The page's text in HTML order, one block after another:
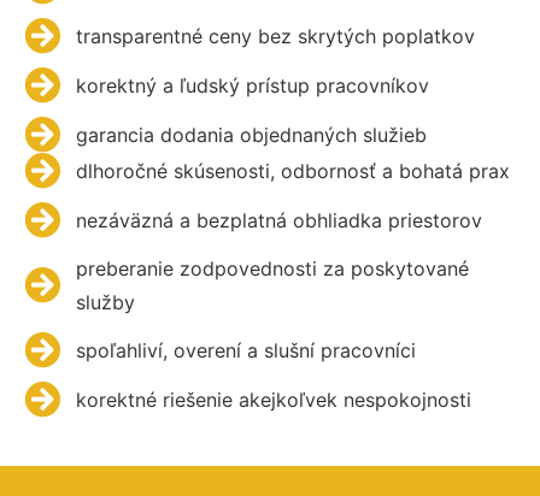
transparentné ceny bez skrytých poplatkov
korektný a ľudský prístup pracovníkov
garancia dodania objednaných služieb
dlhoročné skúsenosti, odbornosť a bohatá prax
nezáväzná a bezplatná obhliadka priestorov
preberanie zodpovednosti za poskytované
služby
spoľahliví, overení a slušní pracovníci
korektné riešenie akejkoľvek nespokojnosti